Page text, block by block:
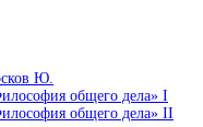
Ю.
общего дела» I
общего дела» II